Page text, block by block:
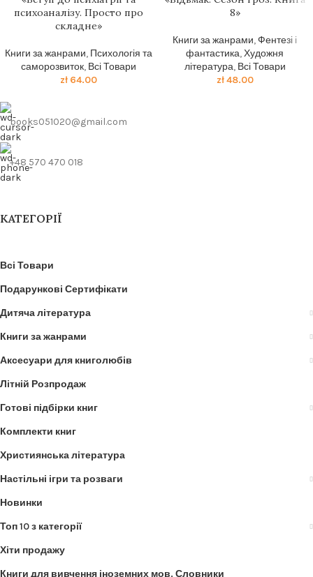
психоаналізу. Просто про
складне»
Книги за жанрами, Психологія та
саморозвиток, Всі Товари
zł64.00
8»
Книги за жанрами,Фентезі і
фантастика,Художня
література, Всі Товари
zł48.00
books051020@gmail.com
+48 570 470 018
КАТЕГОРІЇ
Всі Товари
Подарункові Сертифікати
Дитяча література
Книги за жанрами
Аксесуари для книголюбів
Літній Розпродаж
Готові підбірки книг
Комплекти книг
Християнська література
Настільні ігри та розваги
Новинки
Топ 10 з категорії
Хіти продажу
Книги для вивчення іноземних мов. Словники